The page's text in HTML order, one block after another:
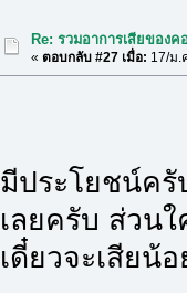
Re: รวมอาการเสียของ
«ตอบกลับ #27 เมื่อ: 17/ม.
มีประโยชน์ค
เลยครับ ส่วน
เดี๋ยวจะเสียน้